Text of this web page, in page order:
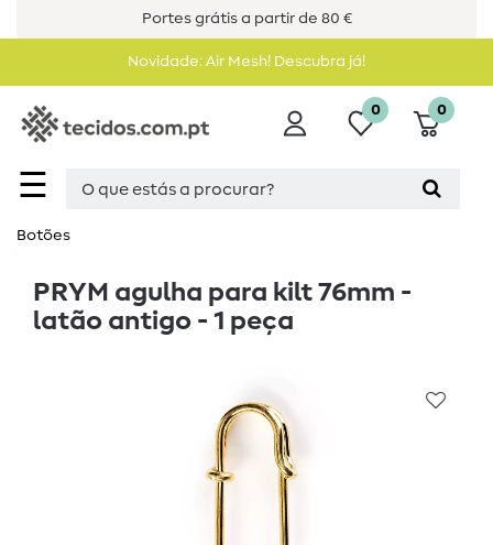
Portes grátis a partir de 80 €
Novidade: Air Mesh! Descubra já!
☰
0 0
Botões
PRYM agulha para kilt 76mm -
latão antigo - 1 peça